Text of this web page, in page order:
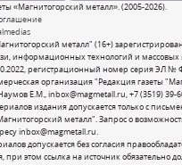
металл" (16+)
информационных технологий и
регистрационный номер серия ЭЛ №
организация "Редакция газеты
Е.М.,inbox@magmetall.ru,+7 (3519) 39-
издания допускается только с
металл". Запрос о
inbox@magmetall.ru.
допускается без согласия
этом ссылка на источник обязательно
«Магнитогорский металл». (2005-2026).